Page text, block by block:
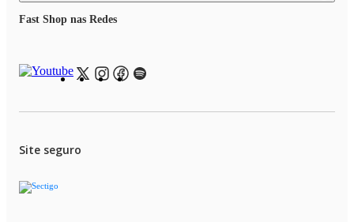
Fast Shop nas Redes
Site seguro